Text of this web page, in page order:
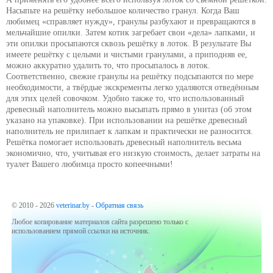
Насыпьте на решётку небольшое количество гранул. Когда Ваш
любимец «справляет нужду», гранулы разбухают и превращаются в
мельчайшие опилки. Затем котик загребает свои «дела» лапками, и
эти опилки просыпаются сквозь решётку в лоток. В результате Вы
имеете решётку с целыми и чистыми гранулами, а приподняв ее,
можно аккуратно удалить то, что просыпалось в лоток.
Соответственно, свежие гранулы на решётку подсыпаются по мере
необходимости, а твёрдые экскременты легко удаляются отведённым
для этих целей совочком. Удобно также то, что использованный
древесный наполнитель можно высыпать прямо в унитаз (об этом
указано на упаковке). При использовании на решётке древесный
наполнитель не прилипает к лапкам и практически не разносится.
Решётка помогает использовать древесный наполнитель весьма
экономично, что, учитывая его низкую стоимость, делает затраты на
туалет Вашего любимца просто копеечными!
© 2010 - 2026 veterinar.by - Обратная связь
Любое копирование материалов сайта разрешено только с
использованием прямой ссылки на источник.